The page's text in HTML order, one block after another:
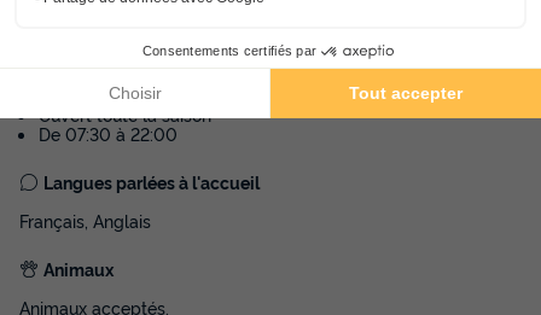
Date et heures d’ouverture
Ouvert toute la saison
De 07:30 à 22:00
Langues parlées à l'accueil
Français, Anglais
Animaux
Animaux acceptés.